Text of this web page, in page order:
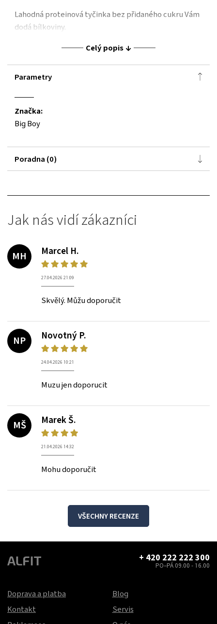
Lahodná proteinová tyčinka bez přidaného cukru Vám
dodá bílkoviny.
Celý popis
Parametry
Značka:
Big Boy
Poradna (0)
Jak nás vidí zákazníci
MH
Marcel H.
27.04.2026 21:09
Skvělý. Můžu doporučit
NP
Novotný P.
24.04.2026 10:21
Muzu jen doporucit
MŠ
Marek Š.
21.04.2026 14:32
Mohu doporučit
VŠECHNY RECENZE
+ 420 222 222 300
PO–PÁ 09.00 - 16.00
Doprava a platba
Kontakt
Blog
Servis